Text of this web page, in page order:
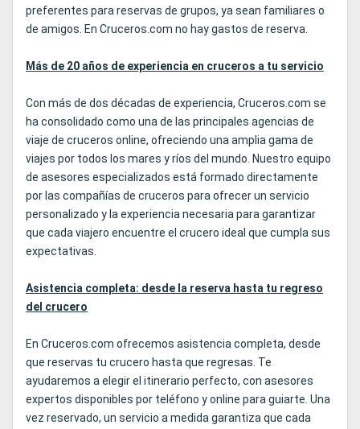
preferentes para reservas de grupos, ya sean familiares o
de amigos. En Cruceros.com no hay gastos de reserva.
Más de 20 años de experiencia en cruceros a tu servicio
Con más de dos décadas de experiencia, Cruceros.com se
ha consolidado como una de las principales agencias de
viaje de cruceros online, ofreciendo una amplia gama de
viajes por todos los mares y ríos del mundo. Nuestro equipo
de asesores especializados está formado directamente
por las compañías de cruceros para ofrecer un servicio
personalizado y la experiencia necesaria para garantizar
que cada viajero encuentre el crucero ideal que cumpla sus
expectativas.
Asistencia completa: desde la reserva hasta tu regreso
del crucero
En Cruceros.com ofrecemos asistencia completa, desde
que reservas tu crucero hasta que regresas. Te
ayudaremos a elegir el itinerario perfecto, con asesores
expertos disponibles por teléfono y online para guiarte. Una
vez reservado, un servicio a medida garantiza que cada